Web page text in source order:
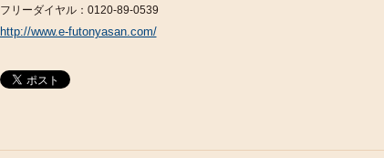
フリーダイヤル：0120-89-0539
http://www.e-futonyasan.com/